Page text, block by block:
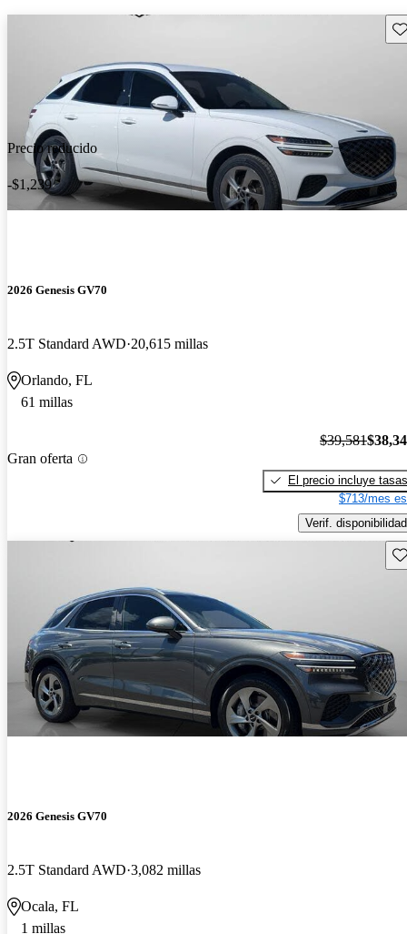
Precio reducido
-$1,239
2026 Genesis GV70
2.5T Standard AWD 20,615 millas
Orlando, FL
61 millas
Gran oferta
$39,581
El precio incluye tasas
$713/mes
Verif. disponibilidad
2026 Genesis GV70
2.5T Standard AWD 3,082 millas
Ocala, FL
1 millas